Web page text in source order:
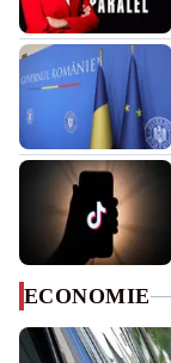
ECONOMIE